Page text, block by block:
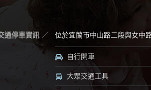
通停車資訊 位於宜蘭市中山路二段與女中
自行開車
大眾交通工具